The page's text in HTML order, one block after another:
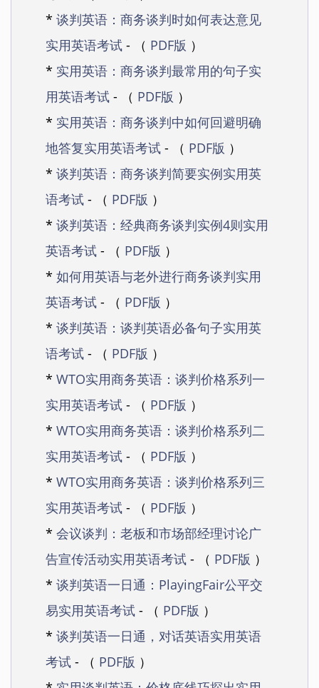
* 谈判英语：商务谈判时如何表达意见
实用英语考试 - （ PDF版 ）
* 实用英语：商务谈判最常用的句子实
用英语考试 - （ PDF版 ）
* 实用英语：商务谈判中如何回避明确
地答复实用英语考试 - （ PDF版 ）
* 谈判英语：商务谈判简要实例实用英
语考试 - （ PDF版 ）
* 谈判英语：经典商务谈判实例4则实用
英语考试 - （ PDF版 ）
* 如何用英语与老外进行商务谈判实用
英语考试 - （ PDF版 ）
* 谈判英语：谈判英语必备句子实用英
语考试 - （ PDF版 ）
* WTO实用商务英语：谈判价格系列一
实用英语考试 - （ PDF版 ）
* WTO实用商务英语：谈判价格系列二
实用英语考试 - （ PDF版 ）
* WTO实用商务英语：谈判价格系列三
实用英语考试 - （ PDF版 ）
* 会议谈判：老板和市场部经理讨论广
告宣传活动实用英语考试 - （ PDF版 ）
* 谈判英语一日通：PlayingFair公平交
易实用英语考试 - （ PDF版 ）
* 谈判英语一日通，对话英语实用英语
考试 - （ PDF版 ）